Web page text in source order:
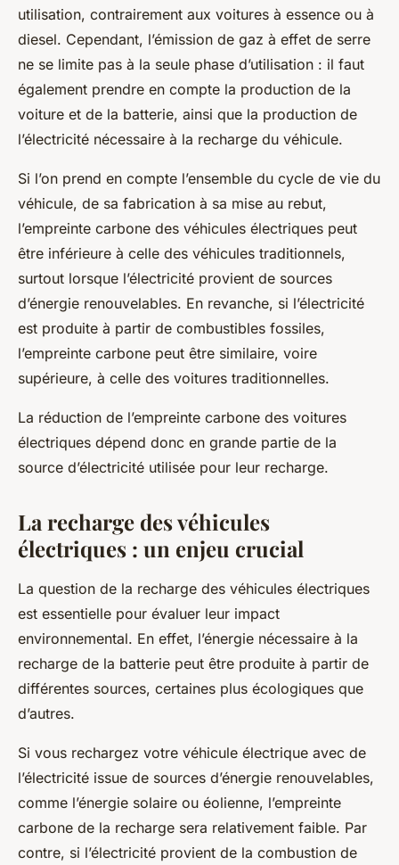
utilisation, contrairement aux voitures à essence ou à
diesel. Cependant, l’émission de gaz à effet de serre
ne se limite pas à la seule phase d’utilisation : il faut
également prendre en compte la production de la
voiture et de la batterie, ainsi que la production de
l’électricité nécessaire à la recharge du véhicule.
Si l’on prend en compte l’ensemble du cycle de vie du
véhicule, de sa fabrication à sa mise au rebut,
l’empreinte carbone des véhicules électriques peut
être inférieure à celle des véhicules traditionnels,
surtout lorsque l’électricité provient de sources
d’énergie renouvelables. En revanche, si l’électricité
est produite à partir de combustibles fossiles,
l’empreinte carbone peut être similaire, voire
supérieure, à celle des voitures traditionnelles.
La réduction de l’empreinte carbone des voitures
électriques dépend donc en grande partie de la
source d’électricité utilisée pour leur recharge.
La recharge des véhicules
électriques : un enjeu crucial
La question de la recharge des véhicules électriques
est essentielle pour évaluer leur impact
environnemental. En effet, l’énergie nécessaire à la
recharge de la batterie peut être produite à partir de
différentes sources, certaines plus écologiques que
d’autres.
Si vous rechargez votre véhicule électrique avec de
l’électricité issue de sources d’énergie renouvelables,
comme l’énergie solaire ou éolienne, l’empreinte
carbone de la recharge sera relativement faible. Par
contre, si l’électricité provient de la combustion de